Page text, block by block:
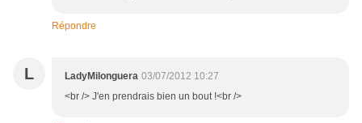
Répondre
L LadyMilonguera 03/07/2012 10:27
<br /> J'en prendrais bien un bout !<br />